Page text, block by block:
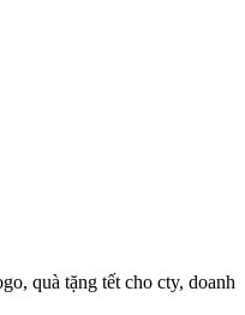
quà tặng tết cho cty, doanh